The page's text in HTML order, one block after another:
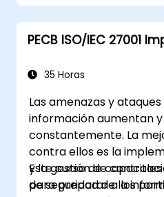
PECB ISO/IEC 27001
35 Horas
Las amenazas y
información aumentan
constantemente. La
contra ellos es la
y la gestión de
de seguridad de la
Este curso de
para preparar a los